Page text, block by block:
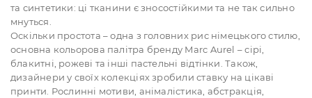
та синтетики: ці тканини є зносостійкими та не так сильно
мнуться.
Оскільки простота – одна з головних рис німецького стилю,
основна кольорова палітра бренду Marc Aurel – сірі,
блакитні, рожеві та інші пастельні відтінки. Також,
дизайнери у своїх колекціях зробили ставку на цікаві
принти. Рослинні мотиви, анімалістика, абстракція,